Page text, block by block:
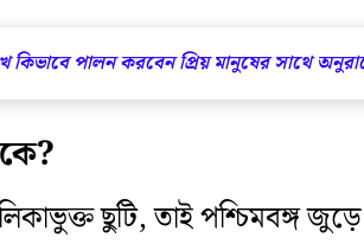
পালন করবেন প্রিয় মানুষের সাথে
ছুটি, তাই পশ্চিমবঙ্গ জুড়ে